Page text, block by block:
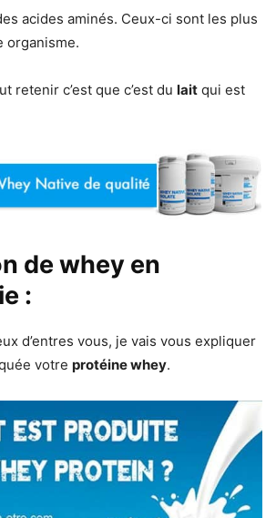
acides aminés. Ceux-ci sont les plus
organisme.
retenir c’est que c’est du lait qui est
de whey en
:
d’entres vous, je vais vous expliquer
votre protéine whey.